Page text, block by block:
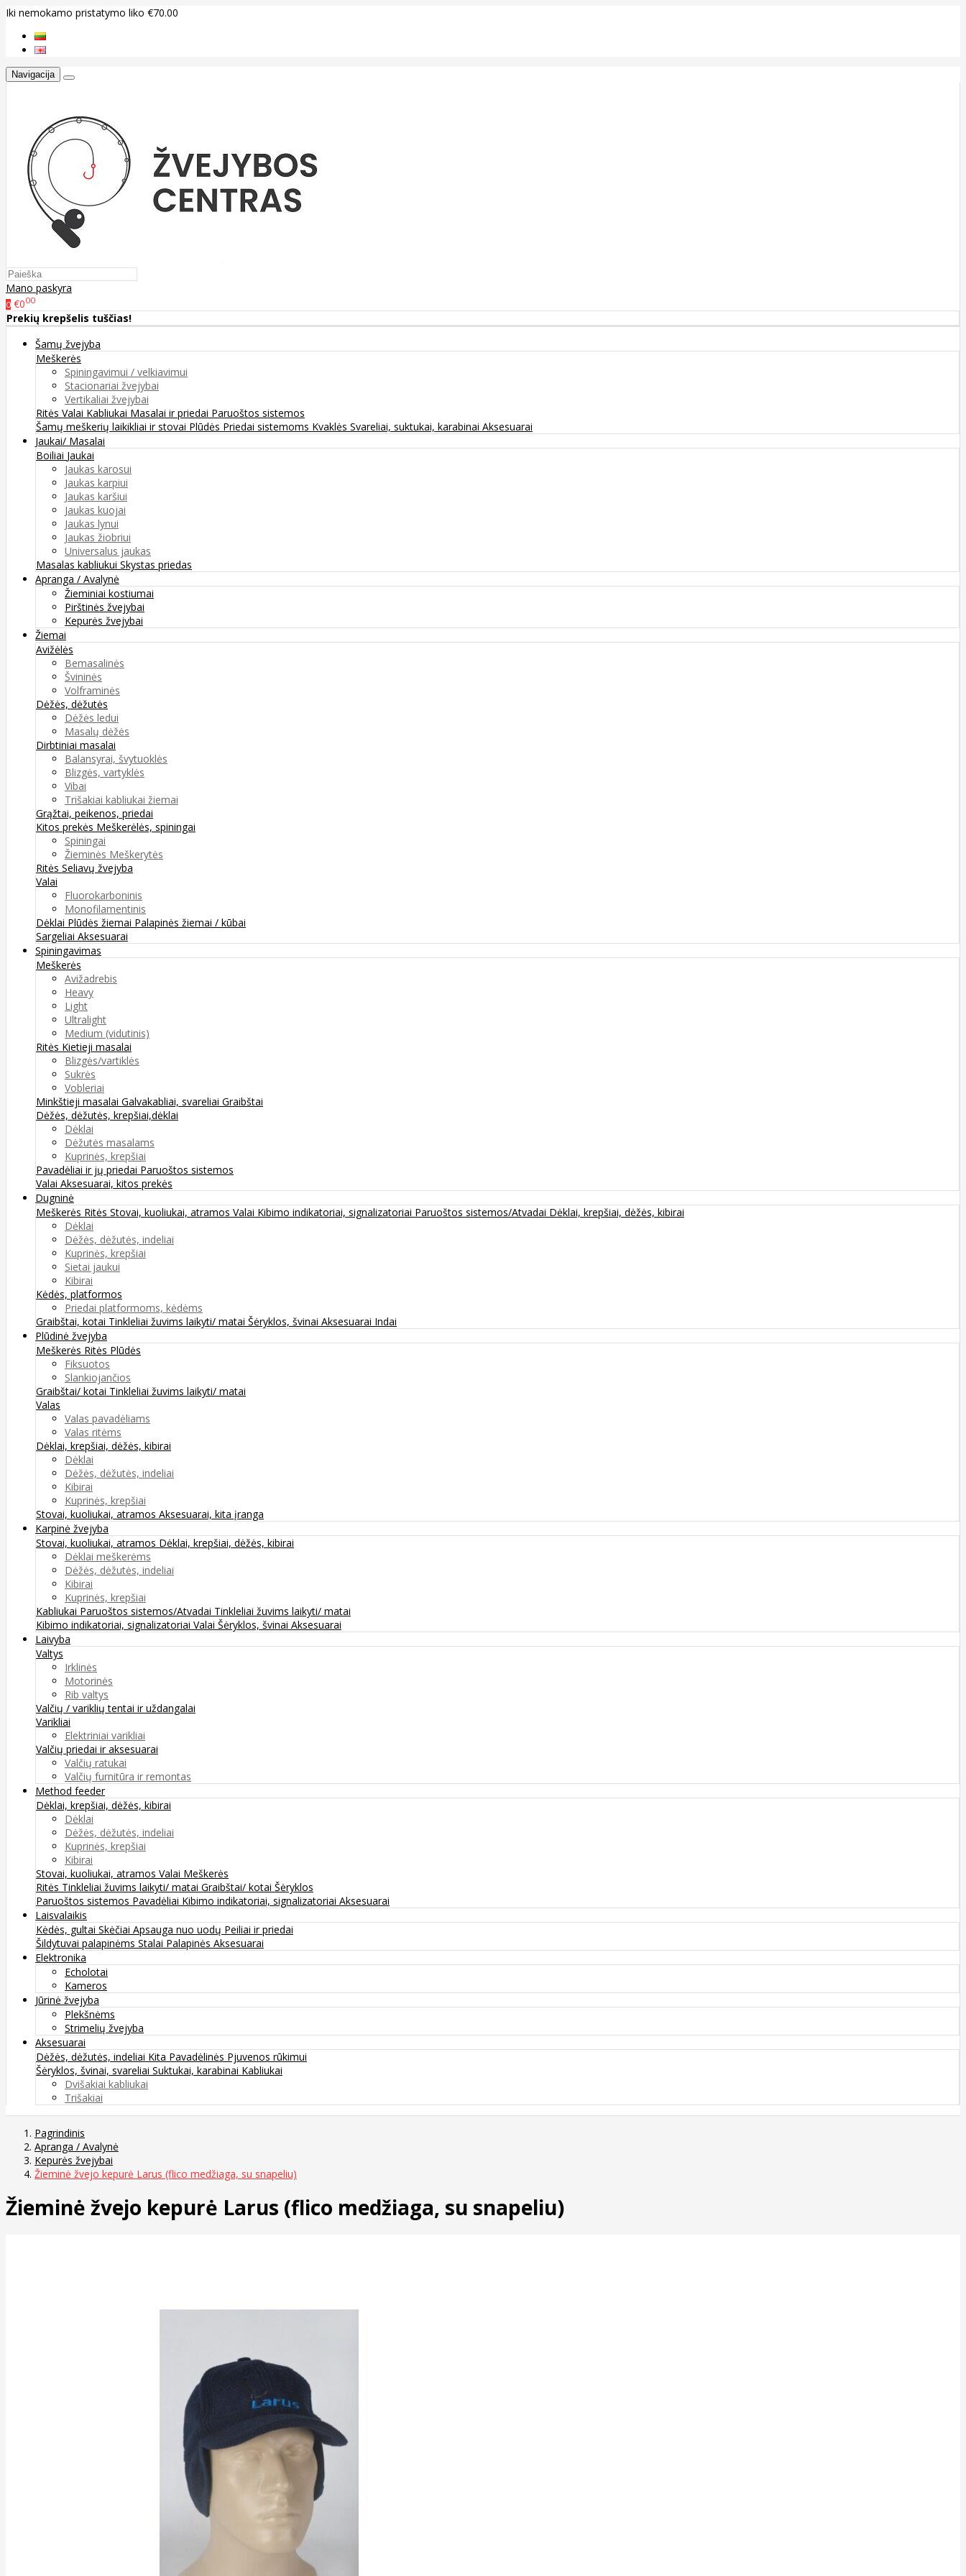
Iki nemokamo pristatymo liko €70.00
Navigacija
Mano paskyra
0 €000
Prekių krepšelis tuščias!
Šamų žvejyba
Meškerės
Spiningavimui / velkiavimui
Stacionariai žvejybai
Vertikaliai žvejybai
Ritės Valai Kabliukai Masalai ir priedai Paruoštos sistemos
Šamų meškerių laikikliai ir stovai Plūdės Priedai sistemoms Kvaklės Svareliai, suktukai, karabinai Aksesuarai
Jaukai/ Masalai
Boiliai Jaukai
Jaukas karosui
Jaukas karpiui
Jaukas karšiui
Jaukas kuojai
Jaukas lynui
Jaukas žiobriui
Universalus jaukas
Masalas kabliukui Skystas priedas
Apranga / Avalynė
Žieminiai kostiumai
Pirštinės žvejybai
Kepurės žvejybai
Žiemai
Avižėlės
Bemasalinės
Švininės
Volframinės
Dėžės, dėžutės
Dėžės ledui
Masalų dėžės
Dirbtiniai masalai
Balansyrai, švytuoklės
Blizgės, vartyklės
Vibai
Trišakiai kabliukai žiemai
Grąžtai, peikenos, priedai
Kitos prekės Meškerėlės, spiningai
Spiningai
Žieminės Meškerytės
Ritės Seliavų žvejyba
Valai
Fluorokarboninis
Monofilamentinis
Dėklai Plūdės žiemai Palapinės žiemai / kūbai
Sargeliai Aksesuarai
Spiningavimas
Meškerės
Avižadrebis
Heavy
Light
Ultralight
Medium (vidutinis)
Ritės Kietieji masalai
Blizgės/vartiklės
Sukrės
Vobleriai
Minkštieji masalai Galvakabliai, svareliai Graibštai
Dėžės, dėžutės, krepšiai,dėklai
Dėklai
Dėžutės masalams
Kuprinės, krepšiai
Pavadėliai ir jų priedai Paruoštos sistemos
Valai Aksesuarai, kitos prekės
Dugninė
Meškerės Ritės Stovai, kuoliukai, atramos Valai Kibimo indikatoriai, signalizatoriai Paruoštos sistemos/Atvadai Dėklai, krepšiai, dėžės, kibirai
Dėklai
Dėžės, dėžutės, indeliai
Kuprinės, krepšiai
Sietai jaukui
Kibirai
Kėdės, platformos
Priedai platformoms, kėdėms
Graibštai, kotai Tinkleliai žuvims laikyti/ matai Šėryklos, švinai Aksesuarai Indai
Plūdinė žvejyba
Meškerės Ritės Plūdės
Fiksuotos
Slankiojančios
Graibštai/ kotai Tinkleliai žuvims laikyti/ matai
Valas
Valas pavadėliams
Valas ritėms
Dėklai, krepšiai, dėžės, kibirai
Dėklai
Dėžės, dėžutės, indeliai
Kibirai
Kuprinės, krepšiai
Stovai, kuoliukai, atramos Aksesuarai, kita įranga
Karpinė žvejyba
Stovai, kuoliukai, atramos Dėklai, krepšiai, dėžės, kibirai
Dėklai meškerėms
Dėžės, dėžutės, indeliai
Kibirai
Kuprinės, krepšiai
Kabliukai Paruoštos sistemos/Atvadai Tinkleliai žuvims laikyti/ matai
Kibimo indikatoriai, signalizatoriai Valai Šėryklos, švinai Aksesuarai
Laivyba
Valtys
Irklinės
Motorinės
Rib valtys
Valčių / variklių tentai ir uždangalai
Varikliai
Elektriniai varikliai
Valčių priedai ir aksesuarai
Valčių ratukai
Valčių furnitūra ir remontas
Method feeder
Dėklai, krepšiai, dėžės, kibirai
Dėklai
Dėžės, dėžutės, indeliai
Kuprinės, krepšiai
Kibirai
Stovai, kuoliukai, atramos Valai Meškerės
Ritės Tinkleliai žuvims laikyti/ matai Graibštai/ kotai Šėryklos
Paruoštos sistemos Pavadėliai Kibimo indikatoriai, signalizatoriai Aksesuarai
Laisvalaikis
Kėdės, gultai Skėčiai Apsauga nuo uodų Peiliai ir priedai
Šildytuvai palapinėms Stalai Palapinės Aksesuarai
Elektronika
Echolotai
Kameros
Jūrinė žvejyba
Plekšnėms
Strimelių žvejyba
Aksesuarai
Dėžės, dėžutės, indeliai Kita Pavadėlinės Pjuvenos rūkimui
Šėryklos, švinai, svareliai Suktukai, karabinai Kabliukai
Dvišakiai kabliukai
Trišakiai
Pagrindinis
Apranga / Avalynė
Kepurės žvejybai
Žieminė žvejo kepurė Larus (flico medžiaga, su snapeliu)
Žieminė žvejo kepurė Larus (flico medžiaga, su snapeliu)